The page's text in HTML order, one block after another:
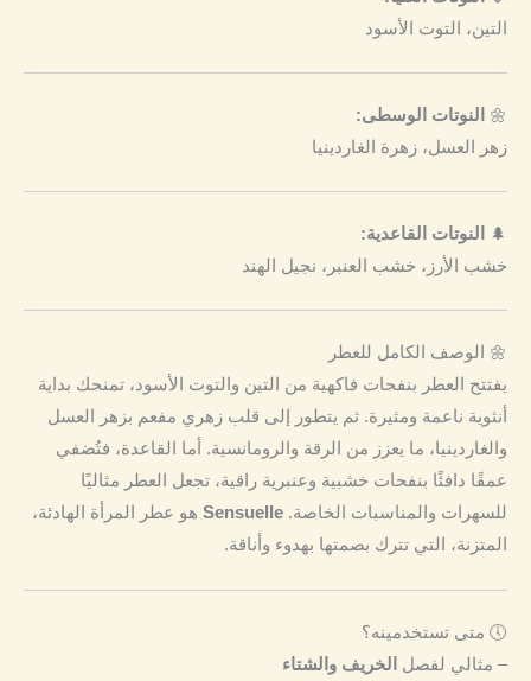
التين، التوت الأسود
🌼
النوتات الوسطى:
زهر العسل، زهرة الغاردينيا
🌲
النوتات القاعدية:
خشب الأرز، خشب العنبر، نجيل الهند
🌼 الوصف الكامل للعطر
يفتتح العطر بنفحات فاكهية من التين والتوت الأسود، تمنحك بداية
أنثوية ناعمة ومثيرة. ثم يتطور إلى قلب زهري مفعم بزهر العسل
والغاردينيا، ما يعزز من الرقة والرومانسية. أما القاعدة، فتُضفي
عمقًا دافئًا بنفحات خشبية وعنبرية راقية، تجعل العطر مثاليًا
للسهرات والمناسبات الخاصة. Sensuelle هو عطر المرأة الهادئة،
المتزنة، التي تترك بصمتها بهدوء وأناقة.
🕔 متى تستخدمينه؟
– مثالي لفصل
الخريف والشتاء